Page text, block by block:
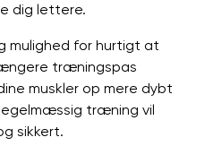
dig lettere.
mulighed for hurtigt at
træningspas
muskler op mere dybt
træning vil
sikkert.